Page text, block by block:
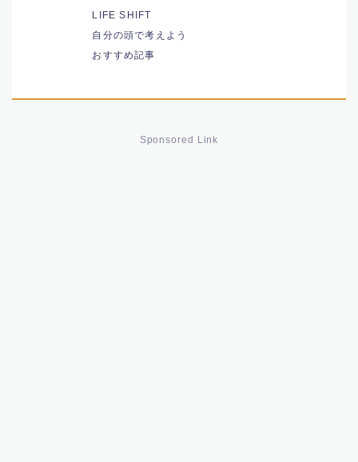
LIFE SHIFT
自分の頭で考えよう
おすすめ記事
Sponsored Link